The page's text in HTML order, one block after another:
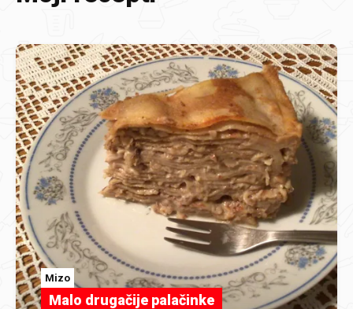
Mizo
Malo drugačije palačinke